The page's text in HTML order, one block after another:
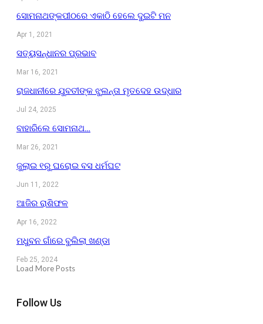
ସୋମନାଥଙ୍କପୀଠରେ ଏକାଠି ହେଲେ ଦୁଇଟି ମନ
Apr 1, 2021
ସତ୍ୟସନ୍ଧାନର ପ୍ରଭାବ
Mar 16, 2021
ରାଜଧାନୀରେ ଯୁବତୀଙ୍କ ଝୁଲନ୍ତା ମୃତଦେହ ଉଦ୍ଧାର
Jul 24, 2025
ବାହାରିଲେ ସୋମନାଥ…
Mar 26, 2021
ଜୁଲାଇ ୧ରୁ ଘରୋଇ ବସ ଧର୍ମଘଟ
Jun 11, 2022
ଆଜିର ରାଶିଫଳ
Apr 16, 2022
ମଧୁବନ ଗାଁରେ ବୁଲିଲା ଖଣ୍ଡା
Feb 25, 2024
Load More Posts
Follow Us